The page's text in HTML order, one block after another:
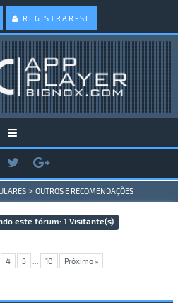
REGISTRAR-SE
> OUTROS E RECOMENDAÇÕES
este fórum: 1 Visitante(s)
4 5 10 Próximo »